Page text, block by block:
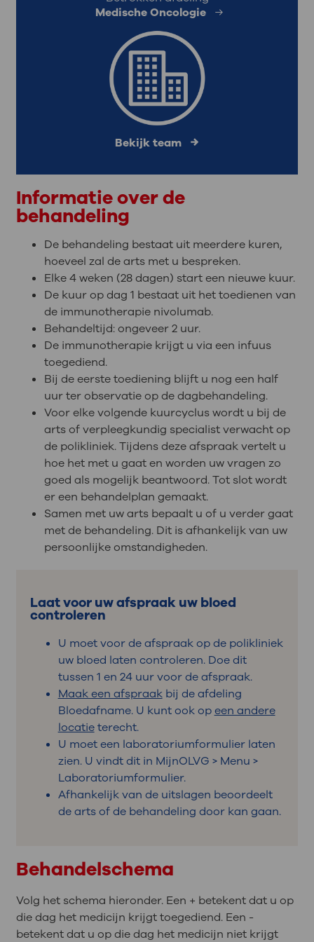
Medische Oncologie
Bekijk team
Informatie over de
behandeling
De behandeling bestaat uit meerdere kuren,
hoeveel zal de arts met u bespreken.
Elke 4 weken (28 dagen) start een nieuwe kuur.
De kuur op dag 1 bestaat uit het toedienen van
de immunotherapie nivolumab.
Behandeltijd: ongeveer 2 uur.
De immunotherapie krijgt u via een infuus
toegediend.
Bij de eerste toediening blijft u nog een half
uur ter observatie op de dagbehandeling.
Voor elke volgende kuurcyclus wordt u bij de
arts of verpleegkundig specialist verwacht op
de polikliniek. Tijdens deze afspraak vertelt u
hoe het met u gaat en worden uw vragen zo
goed als mogelijk beantwoord. Tot slot wordt
er een behandelplan gemaakt.
Samen met uw arts bepaalt u of u verder gaat
met de behandeling. Dit is afhankelijk van uw
persoonlijke omstandigheden.
Laat voor uw afspraak uw bloed
controleren
U moet voor de afspraak op de polikliniek
uw bloed laten controleren. Doe dit
tussen 1 en 24 uur voor de afspraak.
Maak een afspraakbij de afdeling
Bloedafname. U kunt ook opeen andere
locatieterecht.
U moet een laboratoriumformulier laten
zien. U vindt dit in MijnOLVG > Menu >
Laboratoriumformulier.
Afhankelijk van de uitslagen beoordeelt
de arts of de behandeling door kan gaan.
Behandelschema
Volg het schema hieronder. Een + betekent dat u op
die dag het medicijn krijgt toegediend. Een -
betekent dat u op die dag het medicijn niet krijgt